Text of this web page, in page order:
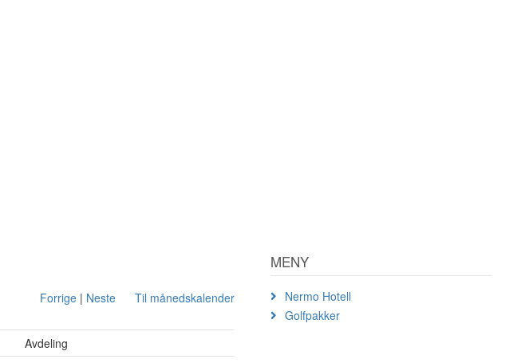
Forrige| Neste Til månedskalender
Avdeling
MENY
Nermo Hotell
Golfpakker